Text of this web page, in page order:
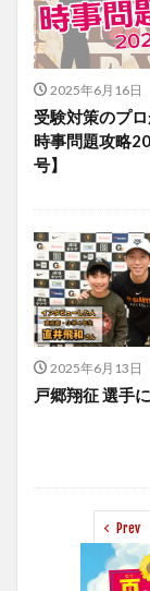
2025年6月16日
受験対策のプ
時事問題攻略
号】
2025年6月13日
戸郷翔征 選手
Prev